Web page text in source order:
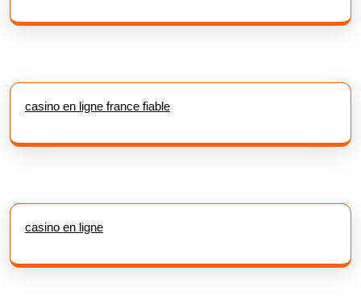
casino en ligne france fiable
casino en ligne